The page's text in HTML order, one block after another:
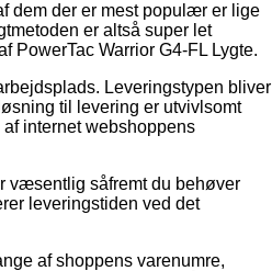
dem der er mest populær er lige
er altså super let
PowerTac Warrior G4-FL Lygte.
Leveringstypen bliver
til levering er utvivlsomt
internet webshoppens
væsentlig såfremt du behøver
leveringstiden ved det
af shoppens varenumre,